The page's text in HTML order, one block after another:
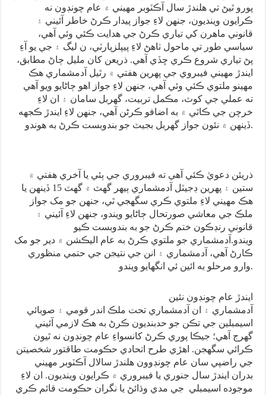
پورو ٿيڻ تي هلندڙ سال آڪٽوبر مهيني ۾ عام چونڊون نه
ڪرايون وينديون، جنهن لاءِ جواز پيدار ڪرڻ خاطر آئيني ۽
قانوني ماهرن کي تياري ڪرڻ جي هدايت ڪئي وئي آهي،
سياسي طور تي ماحول ٺاهڻ لاءِ پيپلزپارٽي، ن ليگ ۽ جي يو آءِ
پڻ تياري شروع ڪري ڇڏي آهي. ذريعن کان مليل ڄاڻ مطابق،
ايندڙ مهيني فيبروي جي پهرين هفتي ۾ رٿيل آدمشماري هڪ
مهينو ملتوي ڪئي وئي آهي، جنهن لاءِ جواز اهو ڄاڻايو ويو آهي
ته عملي جي کوٽ، مڪمل تربيت، گهربل سامان ۽ ان لاءِ
خرچن جي ڪاٿي ۾ به اضافو ڪرڻن آهي، جنهن لاءِ ايندڙ ڪجهه
ڏينهن ۾ نئون جواز گهربل بجيٽ جو بندوبست ڪرڻ به هوندو.
ذريئن دعويٰ ڪئي آهي ته فيبروري جي ٻئي يا آخري هفتي ۾
ستين ۽ پهرين ڊجيٽل آدمشماري ٻيهر گهٽ ۾ گهٽ 15 ڏينهن يا
هڪ مهيني لاءِ ملتوي ڪري سگهجي ٿي، جنهن جو مک جواز
ملڪ جي معاشي صورتحال ڄاڻايو ويندو، جنهن لاءِ آئيني ۽
قانوني رنڊڪون ختم ڪرڻ جو به بندوبست ڪيو
ويندو.آدمشماري جو ملتوي ڪرڻ به عام اليڪشن ۾ دير جو مک
ڪارڻ آهي، آدمشماري ۽ انن جي نتيجن جي حتمي منظوري
وارو مرحلو به ائين ئي انگهايو ويندو.
ايندڙ عام چونڊون نئين
آدمشماري ۽ ان آدمشماري تحت ملڪ اندر قومي ۽ صوبائي
اسيمبلين جي تڪن جو حدبنديون ڪرڻ به هڪ لازمي آئيني
گهرج آهي؛ جيڪا پوري ڪرڻ کانسواءِ عام چونڊون نه ٿيون
ڪرائي سگهجن. اهڙي طرح اتحادي حڪومت طاقتور شخصيتن
جي راضپي سان عام چونڊوون هلندڙ سالال آڪٽوبر مهيني
بدران ايندڙ سال جنوري يا فيبروري ۾ ڪرايون وينديون. ان لاءِ
موجوده اسيمبلي جي مدي وڌائڻ يا نگران حڪومت قائم ڪري